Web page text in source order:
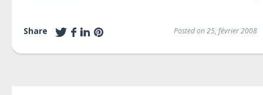
Share Posted on 25, février 2008